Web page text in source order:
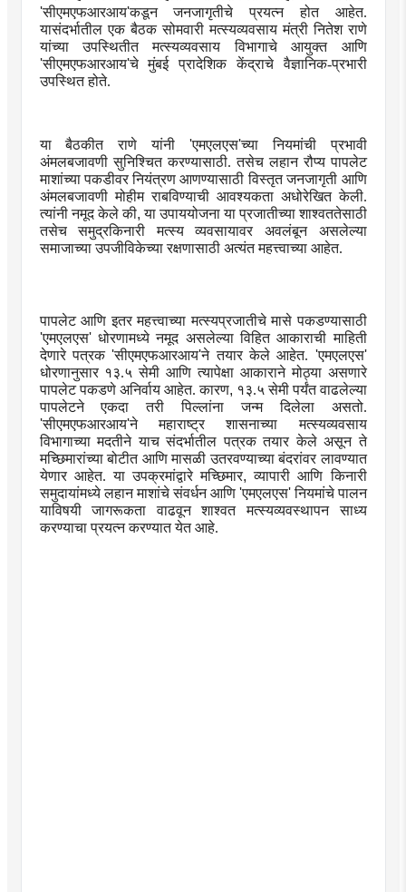
'सीएमएफआरआय'कडून
जनजागृतीचे प्रयत्न होत आहेत.
यासंदर्भातील एक बैठक सोमवारी मत्स्यव्यवसाय मंत्री नितेश राणे
यांच्या उपस्थितीत मत्स्यव्यवसाय विभागाचे आयुक्त आणि
'सीएमएफआरआय'चे मुंबई प्रादेशिक केंद्राचे वैज्ञानिक-प्रभारी
उपस्थित होते.
या बैठकीत राणे यांनी 'एमएलएस'च्या नियमांची प्रभावी
अंमलबजावणी सुनिश्चित करण्यासाठी. तसेच लहान रौप्य पापलेट
माशांच्या पकडीवर नियंत्रण आणण्यासाठी विस्तृत जनजागृती आणि
अंमलबजावणी मोहीम राबविण्याची आवश्यकता अधोरेखित केली.
त्यांनी नमूद केले की,या उपाययोजना या प्रजातीच्या शाश्वततेसाठी
तसेच समुद्रकिनारी मत्स्य व्यवसायावर अवलंबून असलेल्या
समाजाच्या उपजीविकेच्या रक्षणासाठी अत्यंत महत्त्वाच्या आहेत.
पापलेट आणि इतर महत्त्वाच्या मत्स्यप्रजातीचे मासे पकडण्यासाठी
'एमएलएस' धोरणामध्ये नमूद असलेल्या विहित आकाराची माहिती
देणारे पत्रक'सीएमएफआरआय'ने तयार केले आहेत. 'एमएलएस'
धोरणानुसार १३.५ सेमी आणि त्यापेक्षा आकाराने मोठ्या असणारे
पापलेट पकडणे अनिर्वाय आहेत. कारण, १३.५ सेमी पर्यंत वाढलेल्या
पापलेटने एकदा तरी पिल्लांना जन्म दिलेला असतो.
'सीएमएफआरआय'ने महाराष्ट्र शासनाच्या मत्स्यव्यवसाय
विभागाच्या मदतीने याच संदर्भातील पत्रक तयार केले असून ते
मच्छिमारांच्या बोटीत आणि मासळी उतरवण्याच्या बंदरांवर लावण्यात
येणार आहेत. या उपक्रमांद्वारे मच्छिमार,व्यापारी आणि किनारी
समुदायांमध्ये लहान माशांचे संवर्धन आणि 'एमएलएस'नियमांचे पालन
याविषयी जागरूकता वाढवून शाश्वत मत्स्यव्यवस्थापन साध्य
करण्याचा प्रयत्न करण्यात येत आहे.